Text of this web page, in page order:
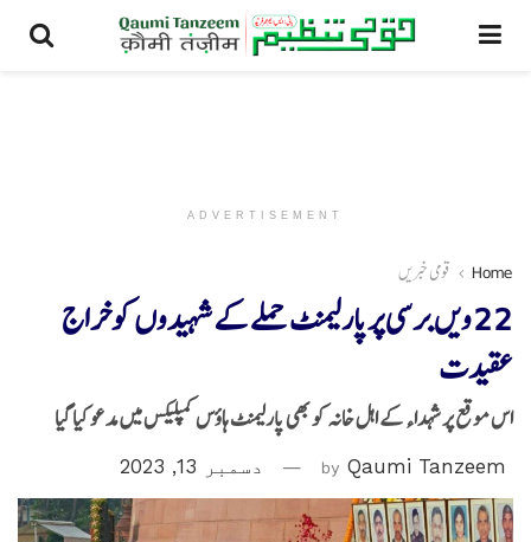
ADVERTISEMENT
Home قومی خبریں
22 ویں برسی پرپارلیمنٹ حملے کےشہیدوں کوخراج
عقیدت
اس موقع پر شہداء کے اہل خانہ کو بھی پارلیمنٹ ہاؤس کمپلیکس میں مدعو کیا گیا
by Qaumi Tanzeem دسمبر 13, 2023